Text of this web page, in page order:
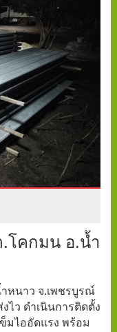
.โคกมน อ.น้ำ
ำหนาว จ.เพชรบูรณ์
ไว ดำเนินการติดตั้ง
มไออัดแรง พร้อม